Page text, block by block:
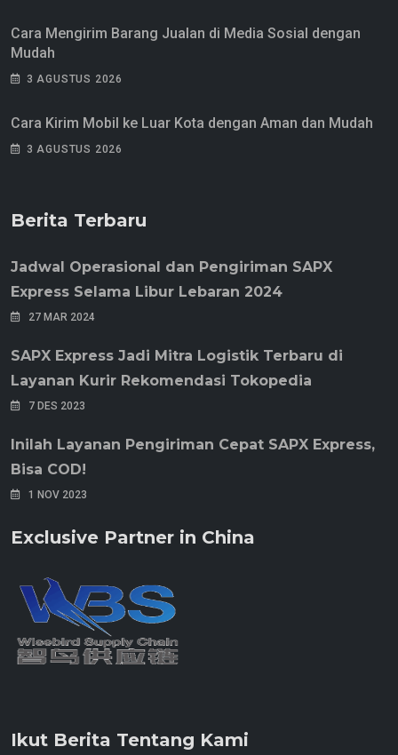
Cara Mengirim Barang Jualan di Media Sosial dengan
Mudah
3 AGUSTUS 2026
Cara Kirim Mobil ke Luar Kota dengan Aman dan Mudah
3 AGUSTUS 2026
Berita Terbaru
Jadwal Operasional dan Pengiriman SAPX
Express Selama Libur Lebaran 2024
27 MAR 2024
SAPX Express Jadi Mitra Logistik Terbaru di
Layanan Kurir Rekomendasi Tokopedia
7 DES 2023
Inilah Layanan Pengiriman Cepat SAPX Express,
Bisa COD!
1 NOV 2023
Exclusive Partner in China
Ikut Berita Tentang Kami